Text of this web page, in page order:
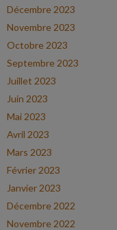
Décembre 2023
Novembre 2023
Octobre 2023
Septembre 2023
Juillet 2023
Juin 2023
Mai 2023
Avril 2023
Mars 2023
Février 2023
Janvier 2023
Décembre 2022
Novembre 2022